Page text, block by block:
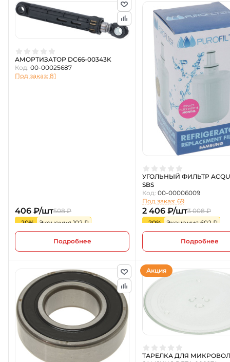
АМОРТИЗАТОР DC66-00343K
Код: 00-00025687
Под заказ: 81
406 ₽/шт508 ₽
-20%
Экономия 102 ₽
Подробнее
УГОЛЬНЫЙ ФИЛЬТР
SBS
Код: 00-00006009
Под заказ: 69
2 406 ₽/шт3 008 ₽
-20%
Экономия 602 ₽
Подробнее
ТАРЕЛКА ДЛЯ
Акция